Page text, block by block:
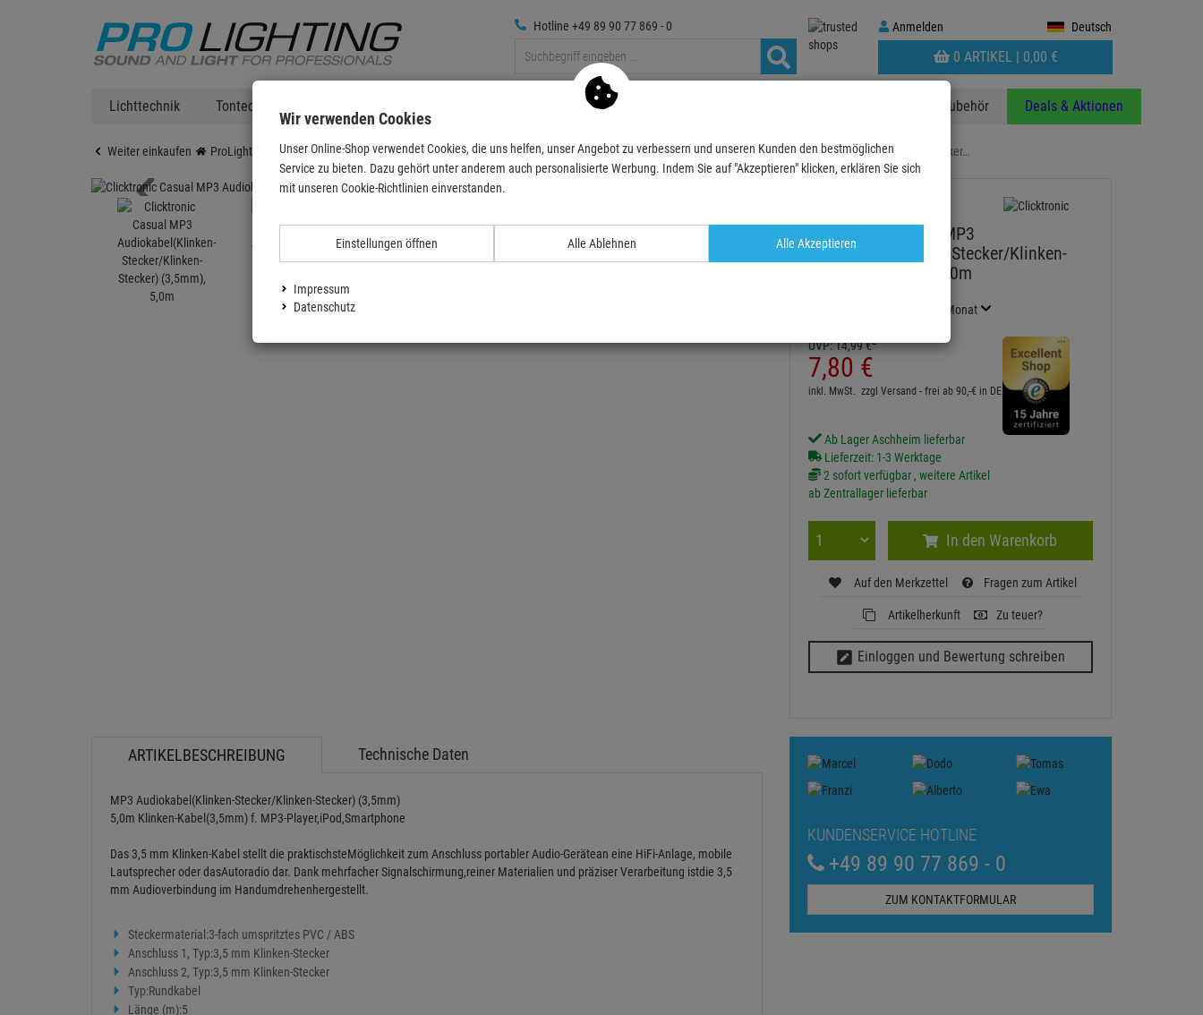
Anmelden
Anmelden Deutsch
WARENKORB
AUFKLAPPEN
0 ARTIKEL | 0,00 €
Hotline +49 89 90 77 869 - 0
Lichttechnik Tontechnik Medientechnik Zubehör Deals & Aktionen
Weiter einkaufen ProLighting Zubehör Kabel & Stecker Audiokabel Klinke - Klinke 3,5mm Miniklinke Clicktronic Casual MP3 Audiokabel(Klinken-Stecker…
TOPSELLER
Clicktronic Casual MP3
Audiokabel(Klinken-Stecker/Klinken-
Stecker) (3,5mm), 5,0m
/ Monat
UVP:14,99€2
7,80 €
inkl. MwSt. zzgl Versand - frei ab 90,-€ in DE
Ab Lager Aschheim lieferbar
Lieferzeit: 1-3 Werktage
2 sofort verfügbar , weitere Artikel
ab Zentrallager lieferbar
In den Warenkorb
Auf den Merkzettel Fragen zum Artikel
Artikelherkunft Zu teuer?
Einloggen und Bewertung schreiben
ARTIKELBESCHREIBUNG Technische Daten
MP3 Audiokabel(Klinken-Stecker/Klinken-Stecker) (3,5mm)
5,0m Klinken-Kabel(3,5mm) f. MP3-Player,iPod,Smartphone
Das 3,5 mm Klinken-Kabel stellt die praktischsteMöglichkeit zum Anschluss portabler Audio-Gerätean eine HiFi-Anlage, mobile
Lautsprecher oder dasAutoradio dar. Dank mehrfacher Signalschirmung,reiner Materialien und präziser Verarbeitung istdie 3,5
mm Audioverbindung im Handumdrehenhergestellt.
Steckermaterial:3-fach umspritztes PVC / ABS
Anschluss 1, Typ:3,5 mm Klinken-Stecker
Anschluss 2, Typ:3,5 mm Klinken-Stecker
Typ:Rundkabel
Länge (m):5
KUNDENSERVICE HOTLINE
+49 89 90 77 869 - 0
ZUM KONTAKTFORMULAR
Wir verwenden Cookies
Unser Online-Shop verwendet Cookies, die uns helfen, unser Angebot zu verbessern und unseren Kunden den bestmöglichen
Service zu bieten. Dazu gehört unter anderem auch personalisierte Werbung. Indem Sie auf "Akzeptieren" klicken, erklären Sie sich
mit unseren Cookie-Richtlinien einverstanden.
Einstellungen öffnen Alle Ablehnen Alle Akzeptieren
Impressum
Datenschutz